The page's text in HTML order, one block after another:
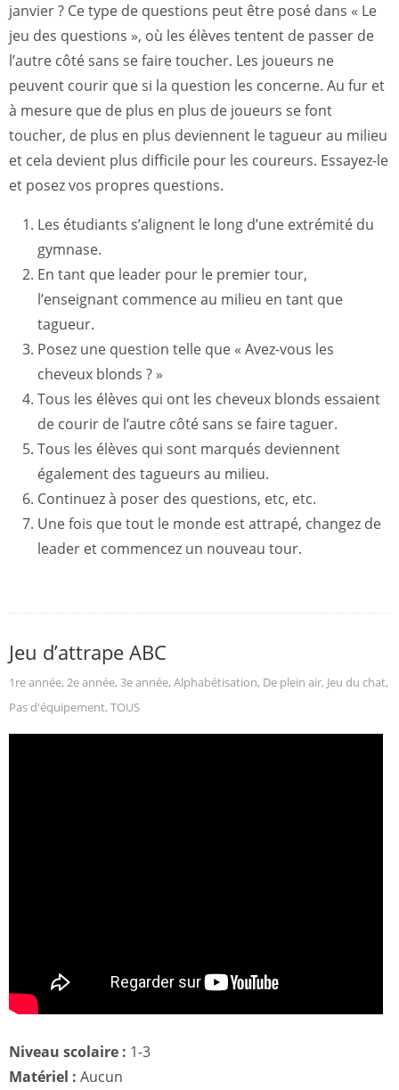
janvier ? Ce type de questions peut être posé dans « Le
jeu des questions », où les élèves tentent de passer de
l’autre côté sans se faire toucher. Les joueurs ne
peuvent courir que si la question les concerne. Au fur et
à mesure que de plus en plus de joueurs se font
toucher, de plus en plus deviennent le tagueur au milieu
et cela devient plus difficile pour les coureurs. Essayez-le
et posez vos propres questions.
Les étudiants s’alignent le long d’une extrémité du
gymnase.
En tant que leader pour le premier tour,
l’enseignant commence au milieu en tant que
tagueur.
Posez une question telle que « Avez-vous les
cheveux blonds ? »
Tous les élèves qui ont les cheveux blonds essaient
de courir de l’autre côté sans se faire taguer.
Tous les élèves qui sont marqués deviennent
également des tagueurs au milieu.
Continuez à poser des questions, etc, etc.
Une fois que tout le monde est attrapé, changez de
leader et commencez un nouveau tour.
Jeu d’attrape ABC
1re année, 2e année, 3e année, Alphabétisation, De plein air, Jeu du chat,
Pas d'équipement, TOUS
Niveau scolaire : 1-3
Matériel : Aucun